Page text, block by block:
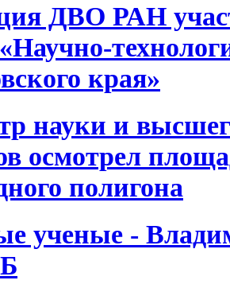
ДВО РАН
края»
науки и
осмотрел
полигона
ученые -